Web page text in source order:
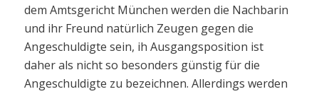
dem Amtsgericht München werden die Nachbarin
und ihr Freund natürlich Zeugen gegen die
Angeschuldigte sein, ih Ausgangsposition ist
daher als nicht so besonders günstig für die
Angeschuldigte zu bezeichnen. Allerdings werden